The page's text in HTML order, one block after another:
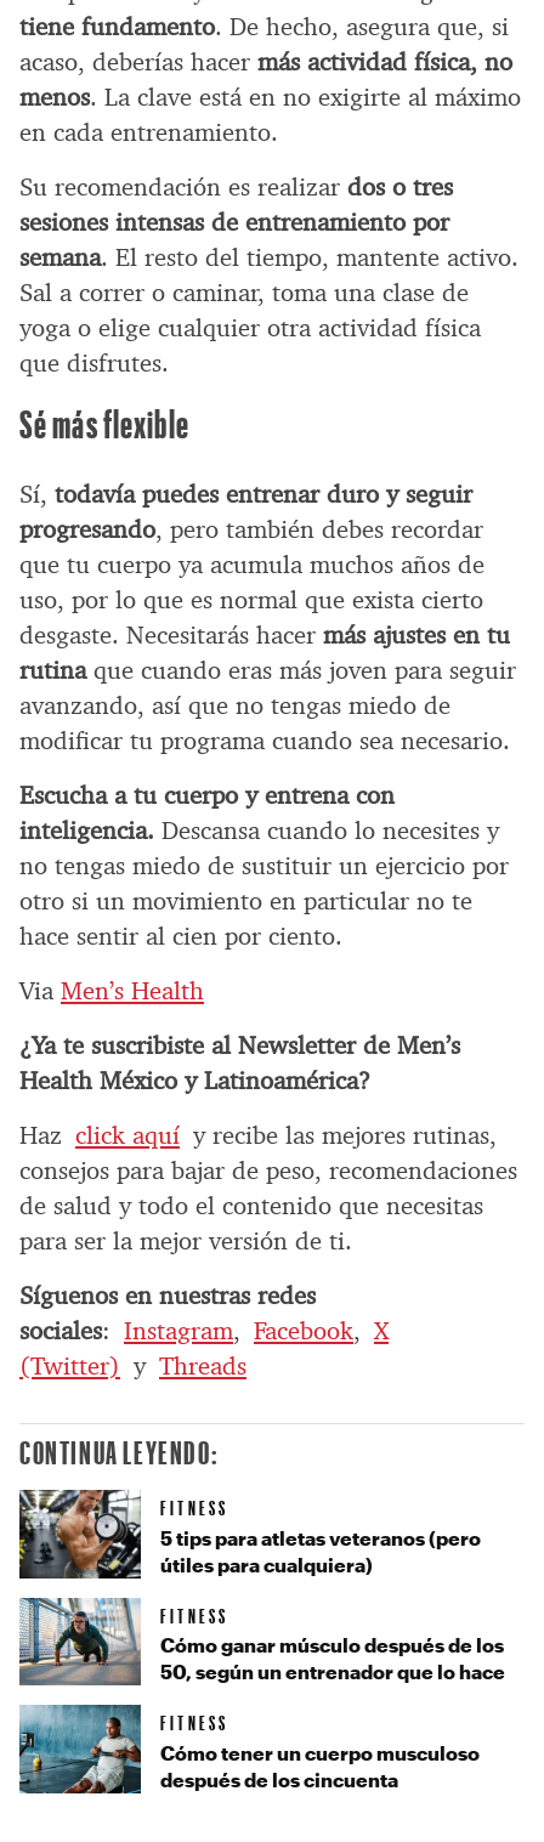
tiene fundamento. De hecho, asegura que, si
acaso, deberías hacer más actividad física, no
menos. La clave está en no exigirte al máximo
en cada entrenamiento.
Su recomendación es realizar dos o tres
sesiones intensas de entrenamiento por
semana. El resto del tiempo, mantente activo.
Sal a correr o caminar, toma una clase de
yoga o elige cualquier otra actividad física
que disfrutes.
Sé más flexible
Sí, todavía puedes entrenar duro y seguir
progresando, pero también debes recordar
que tu cuerpo ya acumula muchos años de
uso, por lo que es normal que exista cierto
desgaste. Necesitarás hacer más ajustes en tu
rutinaque cuando eras más joven para seguir
avanzando, así que no tengas miedo de
modificar tu programa cuando sea necesario.
Escucha a tu cuerpo y entrena con
inteligencia. Descansa cuando lo necesites y
no tengas miedo de sustituir un ejercicio por
otro si un movimiento en particular no te
hace sentir al cien por ciento.
Via Men’s Health
¿Ya te suscribiste al Newsletter de Men’s
Health México y Latinoamérica?
Haz click aquí y recibe las mejores rutinas,
consejos para bajar de peso, recomendaciones
de salud y todo el contenido que necesitas
para ser la mejor versión de ti.
Síguenos en nuestras redes
sociales: Instagram, Facebook,X
(Twitter) y Threads
CONTINUA LEYENDO:
FITNESS
5 tips para atletas veteranos (pero
útiles para cualquiera)
FITNESS
Cómo ganar músculo después de los
50, según un entrenador que lo hace
FITNESS
Cómo tener un cuerpo musculoso
después de los cincuenta